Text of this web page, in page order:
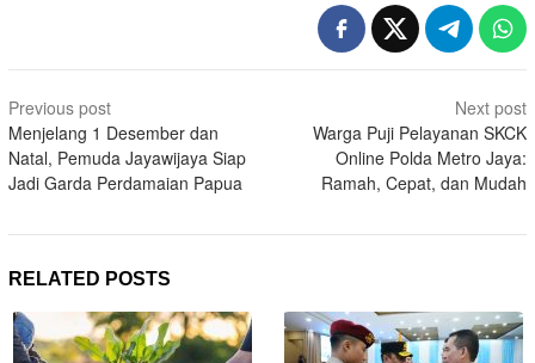
Post
navigation
Previous post
Menjelang 1 Desember dan
Natal, Pemuda Jayawijaya Siap
Jadi Garda Perdamaian Papua
Next post
Warga Puji Pelayanan SKCK
Online Polda Metro Jaya:
Ramah, Cepat, dan Mudah
RELATED POSTS